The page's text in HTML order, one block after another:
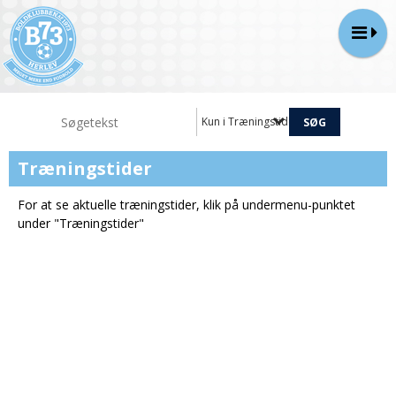
Kun i Træningstider
Træningstider
For at se aktuelle træningstider, klik på undermenu-punktet
under "Træningstider"